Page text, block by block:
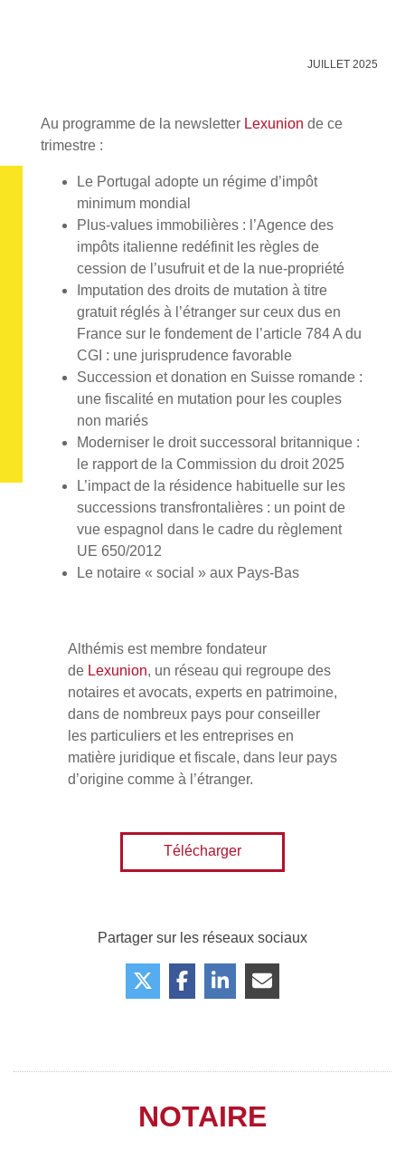
JUILLET 2025
Au programme de la newsletter Lexunion de ce
trimestre :
Le Portugal adopte un régime d’impôt
minimum mondial
Plus-values immobilières : l’Agence des
impôts italienne redéfinit les règles de
cession de l’usufruit et de la nue-propriété
Imputation des droits de mutation à titre
gratuit réglés à l’étranger sur ceux dus en
France sur le fondement de l’article 784 A du
CGI : une jurisprudence favorable
Succession et donation en Suisse romande :
une fiscalité en mutation pour les couples
non mariés
Moderniser le droit successoral britannique :
le rapport de la Commission du droit 2025
L’impact de la résidence habituelle sur les
successions transfrontalières : un point de
vue espagnol dans le cadre du règlement
UE 650/2012
Le notaire « social » aux Pays-Bas
Althémis est membre fondateur
de Lexunion, un réseau qui regroupe des
notaires et avocats, experts en patrimoine,
dans de nombreux pays pour conseiller
les particuliers et les entreprises en
matière juridique et fiscale, dans leur pays
d’origine comme à l’étranger.
Télécharger
Partager sur les réseaux sociaux
NOTAIRE